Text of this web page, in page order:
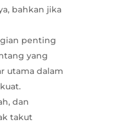
bahkan jika
penting
yang
utama dalam
dan
takut